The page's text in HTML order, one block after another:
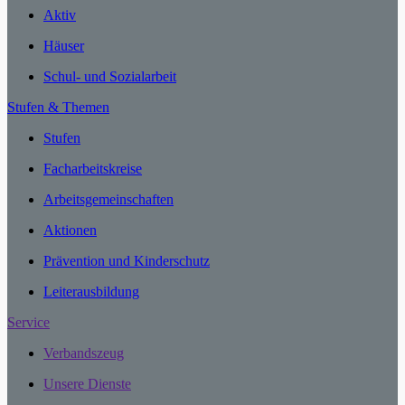
Aktiv
Häuser
Schul- und Sozialarbeit
Stufen & Themen
Stufen
Facharbeitskreise
Arbeitsgemeinschaften
Aktionen
Prävention und Kinderschutz
Leiterausbildung
Service
Verbandszeug
Unsere Dienste